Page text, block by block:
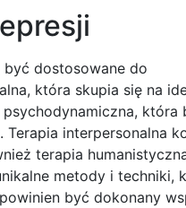
dostosowane do
która skupia się na
która
interpersonalna
terapia
metody i techniki,
być dokonany